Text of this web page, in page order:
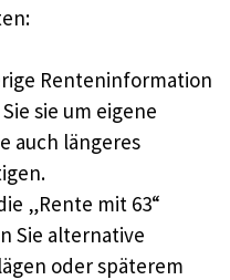
Renteninformation
sie um eigene
auch längeres
„Rente mit 63“
Sie alternative
oder späterem